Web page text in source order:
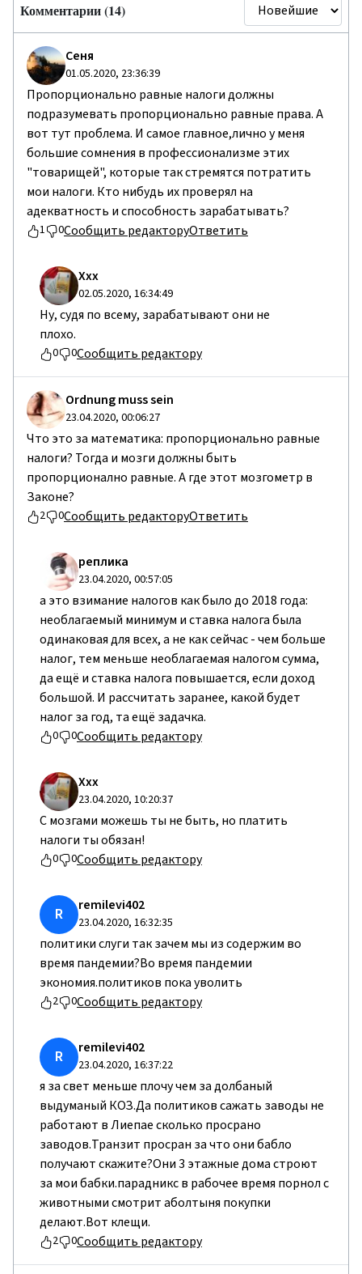
Комментарии (14)
Сеня
01.05.2020, 23:36:39
Пропорционально равные налоги должны
подразумевать пропорционально равные права. А
вот тут проблема. И самое главное,лично у меня
большие сомнения в профессионализме этих
"товарищей", которые так стремятся потратить
мои налоги. Кто нибудь их проверял на
адекватность и способность зарабатывать?
1 0Сообщить редакторуОтветить
Ххх
02.05.2020, 16:34:49
Ну, судя по всему, зарабатывают они не
плохо.
0 0Сообщить редактору
Ordnung muss sein
23.04.2020, 00:06:27
Что это за математика: пропорционально равные
налоги? Тогда и мозги должны быть
пропорционално равные. А где этот мозгометр в
Законе?
2 0Сообщить редакторуОтветить
реплика
23.04.2020, 00:57:05
а это взимание налогов как было до 2018 года:
необлагаемый минимум и ставка налога была
одинаковая для всех, а не как сейчас - чем больше
налог, тем меньше необлагаемая налогом сумма,
да ещё и ставка налога повышается, если доход
большой. И рассчитать заранее, какой будет
налог за год, та ещё задачка.
0 0Сообщить редактору
Ххх
23.04.2020, 10:20:37
С мозгами можешь ты не быть, но платить
налоги ты обязан!
0 0Сообщить редактору
R remilevi402
23.04.2020, 16:32:35
политики слуги так зачем мы из содержим во
время пандемии?Во время пандемии
экономия.политиков пока уволить
2 0Сообщить редактору
R remilevi402
23.04.2020, 16:37:22
я за свет меньше плочу чем за долбаный
выдуманый КОЗ.Да политиков сажать заводы не
работают в Лиепае сколько просрано
заводов.Транзит просран за что они бабло
получают скажите?Они 3 этажные дома строют
за мои бабки.парадникс в рабочее время порнол с
животными смотрит аболтыня покупки
делают.Вот клещи.
2 0Сообщить редактору